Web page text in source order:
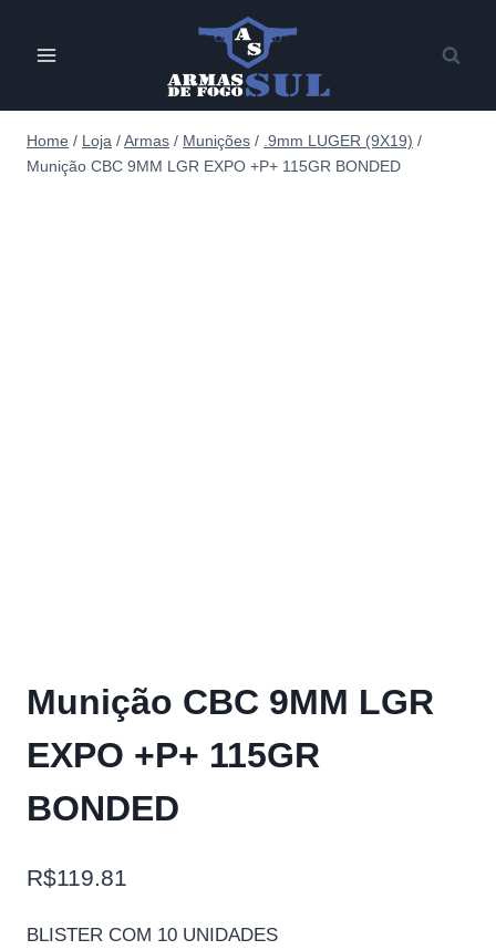
Home / Loja /Armas / Munições / .9mm LUGER (9X19) /
Munição CBC 9MM LGR EXPO +P+ 115GR BONDED
Munição CBC 9MM LGR
EXPO +P+ 115GR
BONDED
R$119.81
BLISTER COM 10 UNIDADES